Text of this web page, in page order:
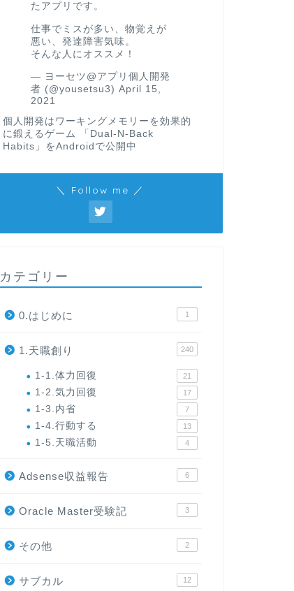
たアプリです。
仕事でミスが多い、物覚えが
悪い、発達障害気味。
そんな人にオススメ！
— ヨーセツ@アプリ個人開発
者 (@yousetsu3) April 15,
2021
個人開発はワーキングメモリーを効果的
に鍛えるゲーム 「Dual-N-Back
Habits」をAndroidで公開中
＼ Follow me ／
カテゴリー
0.はじめに 1
1.天職創り 240
1-1.体力回復 21
1-2.気力回復 17
1-3.内省 7
1-4.行動する 13
1-5.天職活動 4
Adsense収益報告 6
Oracle Master受験記 3
その他 2
サブカル 12